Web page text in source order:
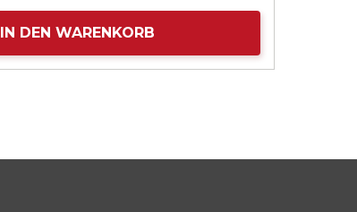
IN DEN WARENKORB